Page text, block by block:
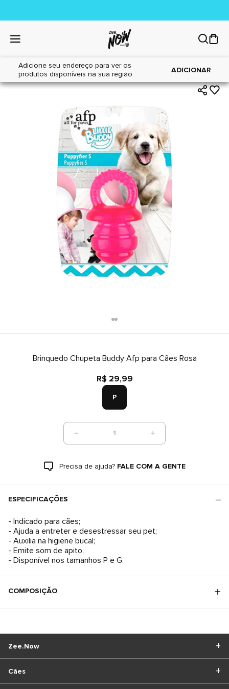
Adicione seu endereço para ver os
produtos disponíveis na sua região.
ADICIONAR
Home|Cães|Brinquedos
Brinquedo Chupeta Buddy Afp para Cães Rosa
R$ 29,99
P
1
Precisa de ajuda? FALE COM A GENTE
ESPECIFICAÇÕES
- Indicado para cães;
- Ajuda a entreter e desestressar seu pet;
- Auxilia na higiene bucal;
- Emite som de apito,
- Disponível nos tamanhos P e G.
COMPOSIÇÃO
Cães
Zee.Now